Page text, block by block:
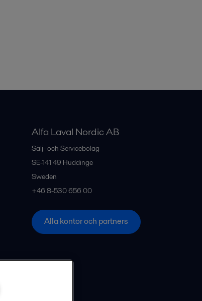
Alfa Laval Nordic AB
Sälj- och Servicebolag
SE-141 49 Huddinge
Sweden
+46 8-530 656 00
Alla kontor och partners